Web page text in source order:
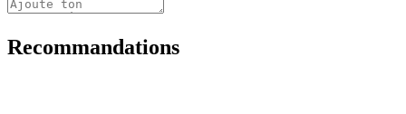
Recommandations